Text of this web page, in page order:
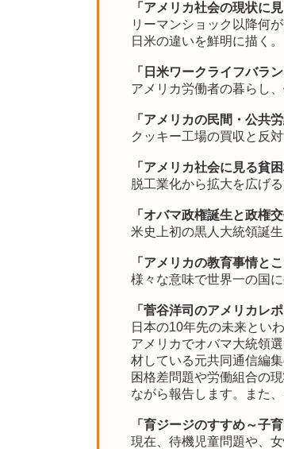
「アメリカ社会の現状に
リーマンショック以降何
日米の違いを鮮明に描く。
「日米ワークライフバラン
アメリカ労働者の暮らし
「アメリカの民間・公共
クッキー工場の買収と反
「アメリカ社会に見る貧
脱工業化から拡大を広げ
「オバマ政権誕生と政権交
米史上初の黒人大統領誕
「アメリカの教育事情とこ
様々な意味で世界一の国
「菅谷洋司のアメリカレ
日本の10年先の未来とい
アメリカでオバマ大統領
材している元共同通信編
困格差問題や労働組合の
ながら報告します。また
「育ジージのすすめ～子
現在、待機児童問題や、